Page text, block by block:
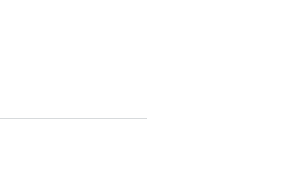
intermédiaire, à
sur des portions en
longs selon
des Vosges.